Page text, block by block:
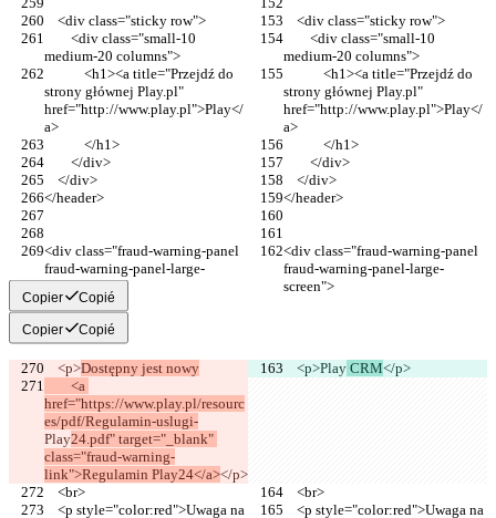
    <div class="sticky row">
    <div class="sticky row">
medium-20 columns">
medium-20 columns">
strony głównej Play.pl"
href="http://www.play.pl">Play</
a>
strony głównej Play.pl"
href="http://www.play.pl">Play</
a>
            </h1>
            </h1>
        </div>
        </div>
    </div>
    </div>
</header>
</header>
<div class="fraud-warning-panel
fraud-warning-panel-large-
screen">
<div class="fraud-warning-panel
fraud-warning-panel-large-
screen">
Copier Copié
Copier Copié
    <p>
Dostępny jest nowy
    <p>
Play CRM</p>
href="https://www.play.pl/resourc
es/pdf/Regulamin-uslugi-
Play24.pdf" target="_blank"
class="fraud-warning-
link">Regulamin Play24</a></p>
    <br>
    <br>